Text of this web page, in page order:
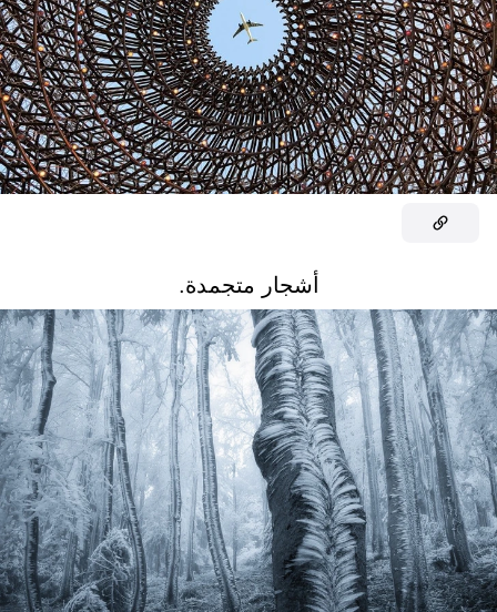
أشجار متجمدة.